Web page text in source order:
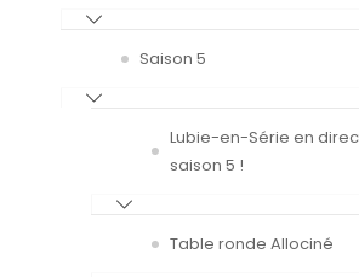
Saison 5
Lubie-en-Série en
saison 5 !
Table ronde Allociné